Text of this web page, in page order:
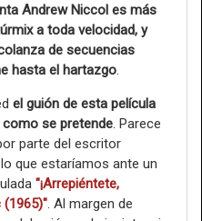
Andrew Niccol es más
a toda velocidad, y
de secuencias
hasta el hartazgo.
el guión de esta película
se pretende. Parece
parte del escritor
que estaríamos ante un
"¡Arrepiéntete,
(1965)". Al margen de